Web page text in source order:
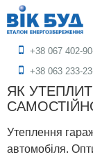
+38 067 402-
+38 063 233-
ЯК
Утеплення
автомобіля.